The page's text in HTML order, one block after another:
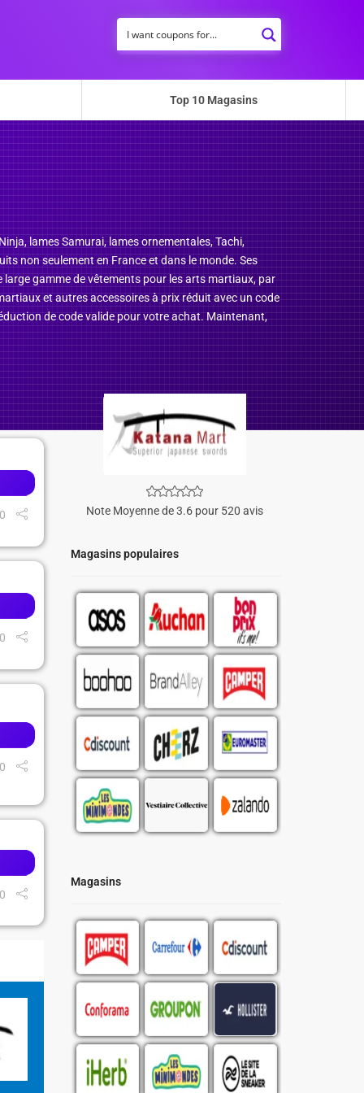
Top 10 Magasins
lames Samurai, lames ornementales, Tachi,
non seulement en France et dans le monde. Ses
gamme de vêtements pour les arts martiaux, par
et autres accessoires à prix réduit avec un code
de code valide pour votre achat. Maintenant,
Note Moyenne de 3.6 pour 520 avis
Magasins populaires
Magasins